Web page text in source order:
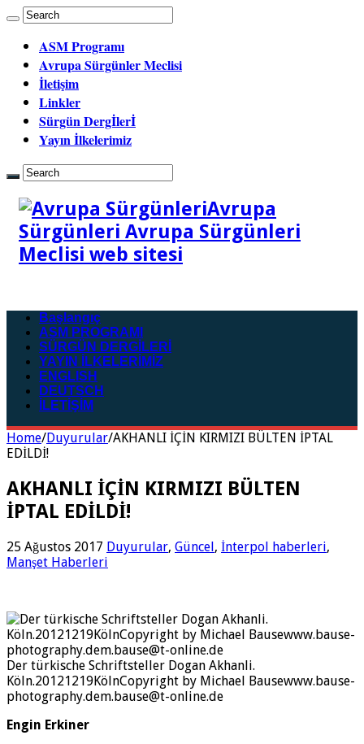
ASM Programı
Avrupa Sürgünler Meclisi
İletişim
Linkler
Sürgün Dergİlerİ
Yayın İlkelerimiz
Avrupa
Sürgünleri Avrupa Sürgünleri
Meclisi web sitesi
Başlangıç
ASM PROGRAMI
SÜRGÜN DERGİLERİ
YAYIN İLKELERİMİZ
ENGLISH
DEUTSCH
İLETİŞİM
Home/Duyurular/AKHANLI İÇİN KIRMIZI BÜLTEN İPTAL
EDİLDİ!
AKHANLI İÇİN KIRMIZI BÜLTEN
İPTAL EDİLDİ!
25 Ağustos 2017 Duyurular, Güncel, İnterpol haberleri,
Manşet Haberleri
Der türkische Schriftsteller Dogan Akhanli.
Köln.20121219KölnCopyright by Michael Bausewww.bause-
photography.dem.bause@t-online.de
Engin Erkiner